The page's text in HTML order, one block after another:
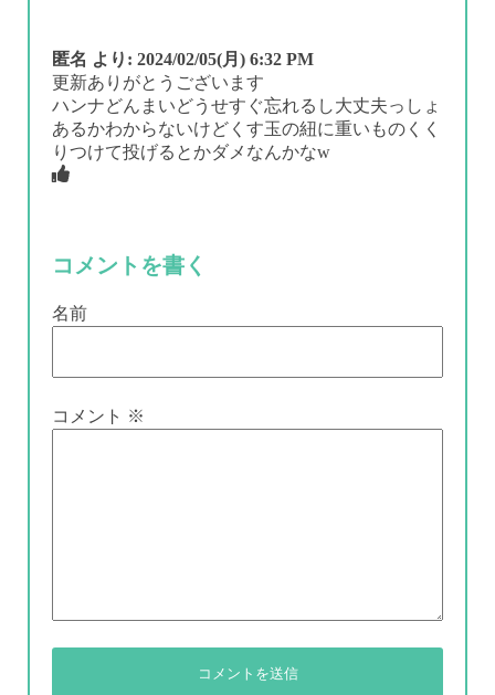
匿名 より: 2024/02/05(月) 6:32 PM
更新ありがとうございます
ハンナどんまいどうせすぐ忘れるし大丈夫っしょ
あるかわからないけどくす玉の紐に重いものくく
りつけて投げるとかダメなんかなw
コメントを書く
名前
コメント ※